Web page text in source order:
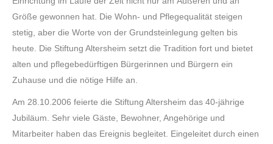
Größe gewonnen hat. Die Wohn- und Pflegequalität steigen
stetig, aber die Worte von der Grundsteinlegung gelten bis
heute. Die Stiftung Altersheim setzt die Tradition fort und bietet
alten und pflegebedürftigen Bürgerinnen und Bürgern ein
Zuhause und die nötige Hilfe an.
Am 28.10.2006 feierte die Stiftung Altersheim das 40-jährige
Jubiläum. Sehr viele Gäste, Bewohner, Angehörige und
Mitarbeiter haben das Ereignis begleitet. Eingeleitet durch einen